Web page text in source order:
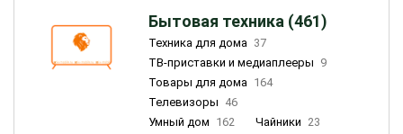
Бытовая техника (461)
Техника для дома 37
ТВ-приставки и медиаплееры 9
Товары для дома 164
Телевизоры 46
Умный дом 162 Чайники 23